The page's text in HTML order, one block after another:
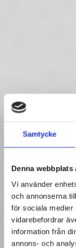
Samtycke
Denna webbplats
Vi använder
och annonserna
för sociala medier
vidarebefordrar
information från
annons- och